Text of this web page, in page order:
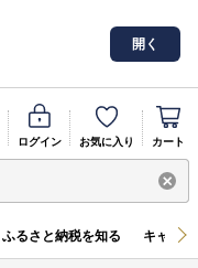
開く
ログイン お気に入り カート
ふるさと納税を知る キャン